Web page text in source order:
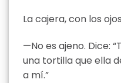
La cajera, con los
—No es ajeno. Dice:
una tortilla que ella
a mí.”